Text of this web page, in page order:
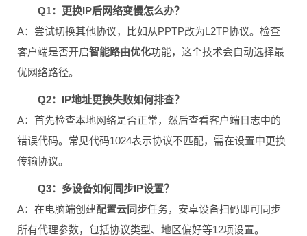
Q1：更换IP后网络变慢怎么办？
A：尝试切换其他协议，比如从PPTP改为L2TP协议。检查
客户端是否开启智能路由优化功能，这个技术会自动选择最
优网络路径。
Q2：IP地址更换失败如何排查？
A：首先检查本地网络是否正常，然后查看客户端日志中的
错误代码。常见代码1024表示协议不匹配，需在设置中更换
传输协议。
Q3：多设备如何同步IP设置？
A：在电脑端创建配置云同步任务，安卓设备扫码即可同步
所有代理参数，包括协议类型、地区偏好等12项设置。